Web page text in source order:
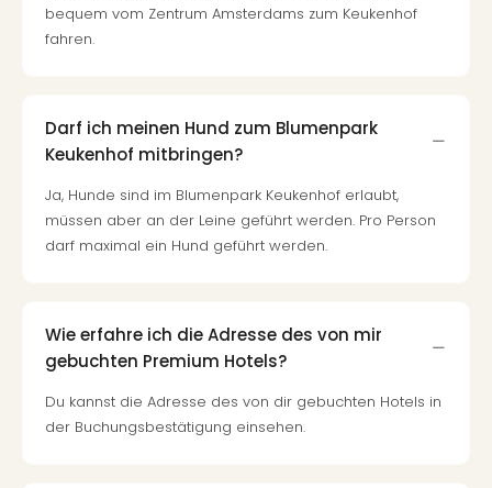
bequem vom Zentrum Amsterdams zum Keukenhof
fahren.
Darf ich meinen Hund zum Blumenpark
Keukenhof mitbringen?
Ja, Hunde sind im Blumenpark Keukenhof erlaubt,
müssen aber an der Leine geführt werden. Pro Person
darf maximal ein Hund geführt werden.
Wie erfahre ich die Adresse des von mir
gebuchten Premium Hotels?
Du kannst die Adresse des von dir gebuchten Hotels in
der Buchungsbestätigung einsehen.